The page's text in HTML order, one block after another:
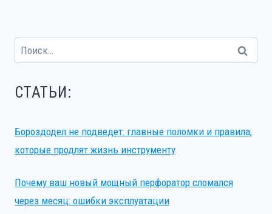
Найти:
СТАТЬИ:
Бороздодел не подведет: главные поломки и правила,
которые продлят жизнь инструменту
Почему ваш новый мощный перфоратор сломался
через месяц: ошибки эксплуатации